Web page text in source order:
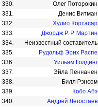
330.
Олег Поторокин
331.
Денис Витман
332.
Хулио Кортасар
333.
Джордж Р. Р. Мартин
334.
Неизвестный составитель
335.
Рудольф Эрих Распе
336.
Уильям Голдинг
337.
Эйла Пеннанен
338.
Билл Рэнсом
339.
Кобо Абэ
340.
Андрей Легостаев